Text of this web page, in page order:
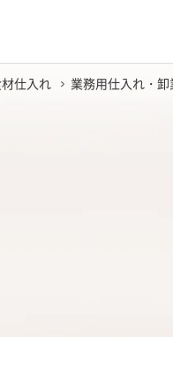
仕入れ 業務用仕入れ・卸